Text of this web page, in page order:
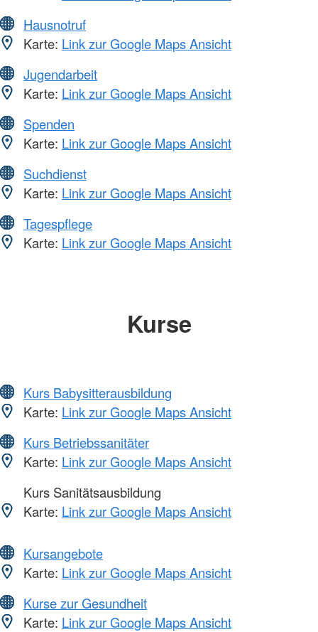
Hausnotruf
Karte: Link zur Google Maps Ansicht
Jugendarbeit
Karte: Link zur Google Maps Ansicht
Spenden
Karte: Link zur Google Maps Ansicht
Suchdienst
Karte: Link zur Google Maps Ansicht
Tagespflege
Karte: Link zur Google Maps Ansicht
Kurse
Kurs Babysitterausbildung
Karte: Link zur Google Maps Ansicht
Kurs Betriebssanitäter
Karte: Link zur Google Maps Ansicht
Kurs Sanitätsausbildung
Karte: Link zur Google Maps Ansicht
Kursangebote
Karte: Link zur Google Maps Ansicht
Kurse zur Gesundheit
Karte: Link zur Google Maps Ansicht